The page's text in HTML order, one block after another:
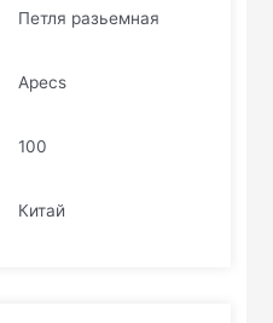
Петля разьемная
Apecs
100
Китай